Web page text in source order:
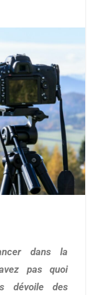
pas quoi
dévoile des